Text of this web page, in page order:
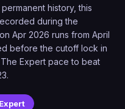
history, this
during the
Apr 2026 runs from April
before the cutoff lock in
Expert pace to beat
Expert